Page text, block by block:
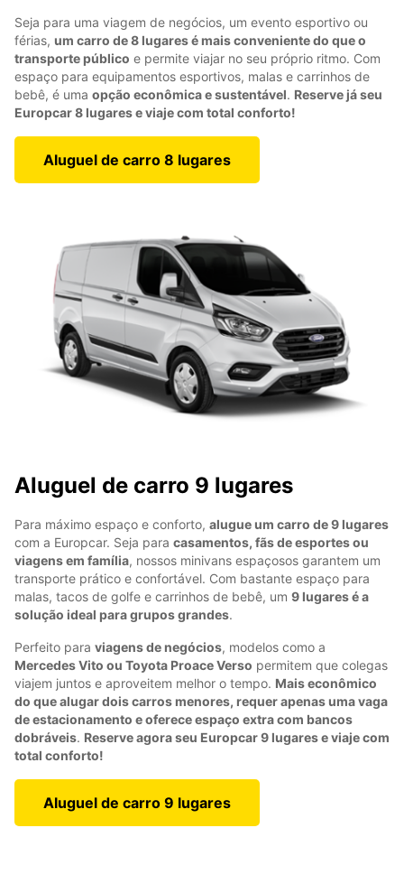
Seja para uma viagem de negócios, um evento esportivo ou
férias, um carro de 8 lugares é mais conveniente do que o
transporte público e permite viajar no seu próprio ritmo. Com
espaço para equipamentos esportivos, malas e carrinhos de
bebê, é uma opção econômica e sustentável. Reserve já seu
Europcar 8 lugares e viaje com total conforto!
Aluguel de carro 8 lugares
Aluguel de carro 9 lugares
Para máximo espaço e conforto, alugue um carro de 9 lugares
com a Europcar. Seja para casamentos, fãs de esportes ou
viagens em família, nossos minivans espaçosos garantem um
transporte prático e confortável. Com bastante espaço para
malas, tacos de golfe e carrinhos de bebê, um 9 lugares é a
solução ideal para grupos grandes.
Perfeito para viagens de negócios, modelos como a
Mercedes Vito ou Toyota Proace Verso permitem que colegas
viajem juntos e aproveitem melhor o tempo. Mais econômico
do que alugar dois carros menores, requer apenas uma vaga
de estacionamento e oferece espaço extra com bancos
dobráveis. Reserve agora seu Europcar 9 lugares e viaje com
total conforto!
Aluguel de carro 9 lugares